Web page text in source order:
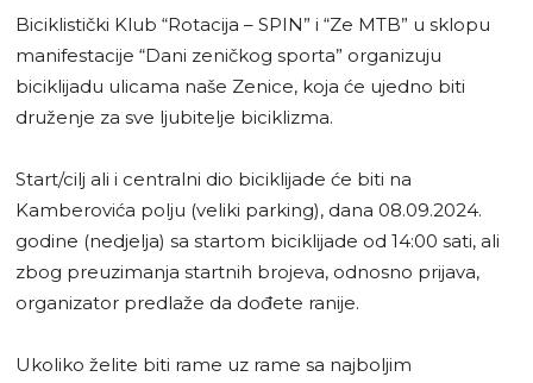
Biciklistički Klub “Rotacija – SPIN” i “Ze MTB” u sklopu
manifestacije “Dani zeničkog sporta” organizuju
biciklijadu ulicama naše Zenice, koja će ujedno biti
druženje za sve ljubitelje biciklizma.
Start/cilj ali i centralni dio biciklijade će biti na
Kamberovića polju (veliki parking), dana 08.09.2024.
godine (nedjelja) sa startom biciklijade od 14:00 sati, ali
zbog preuzimanja startnih brojeva, odnosno prijava,
organizator predlaže da dođete ranije.
Ukoliko želite biti rame uz rame sa najboljim